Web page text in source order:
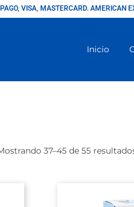
VISA, MASTERCARD. AMERICAN
Inicio
37–45 de 55